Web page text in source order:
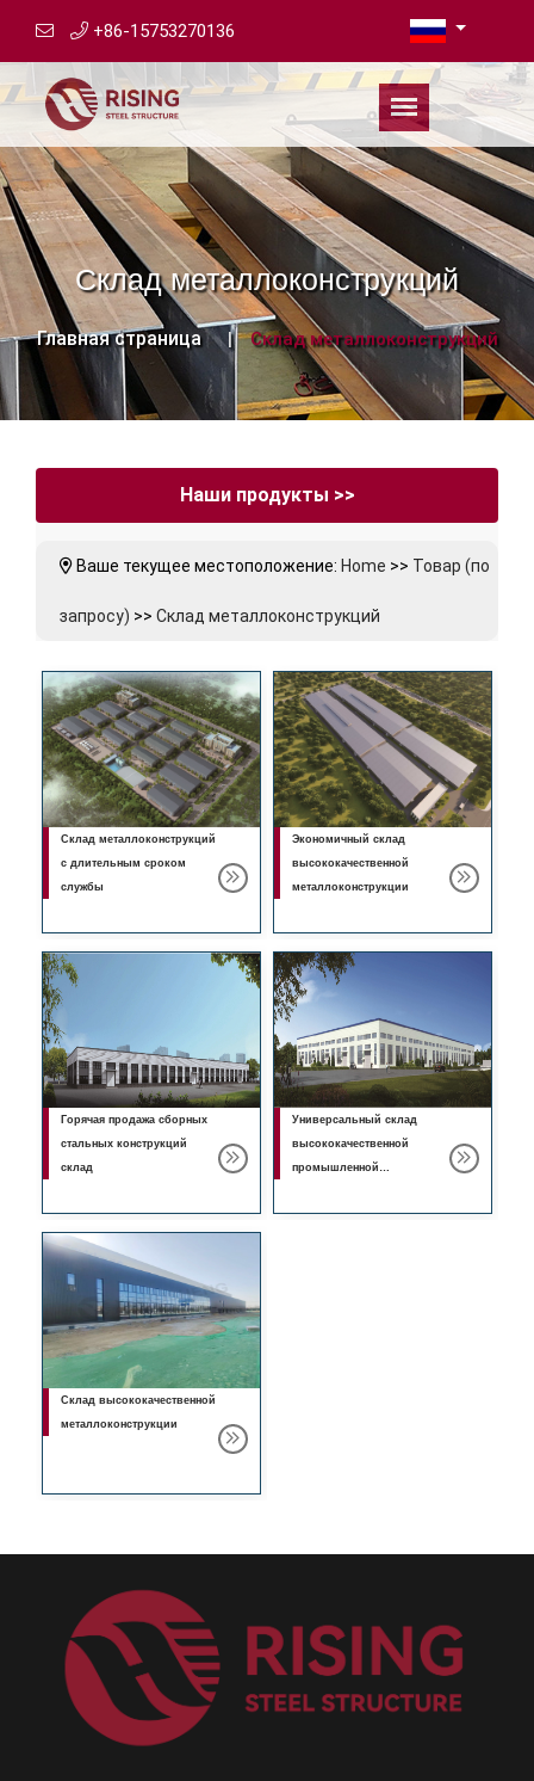
+86-15753270136
Склад металлоконструкций
Главная страница Склад металлоконструкций
Наши продукты >>
Ваше текущее местоположение: Home >> Товар (по
запросу) >> Склад металлоконструкций
Склад металлоконструкций
с длительным сроком
службы
Экономичный склад
высококачественной
металлоконструкции
Горячая продажа сборных
стальных конструкций
склад
Универсальный склад
высококачественной
промышленной
Склад высококачественной
металлоконструкции